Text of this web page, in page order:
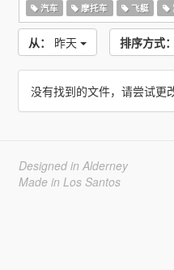
汽车 摩托车 飞艇
从： 昨天 排序方式：
没有找到的文件，请尝试更
Designed in Alderney
Made in Los Santos